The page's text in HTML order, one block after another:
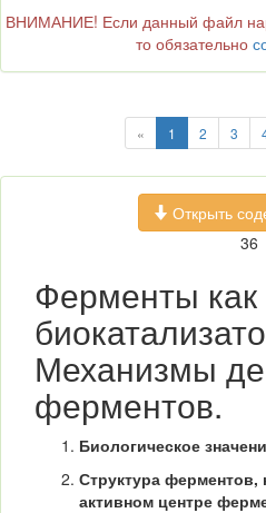
ВНИМАНИЕ! Если данный файл
то обязательно
« 1 2 3
Открыть
36
Ферменты как
Механизмы
ферментов.
Биологическое
Структура
активном центре